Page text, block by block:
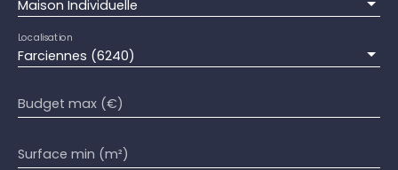
Maison Individuelle
Farciennes (6240)
Localisation
Budget max (€)
Surface min (m²)